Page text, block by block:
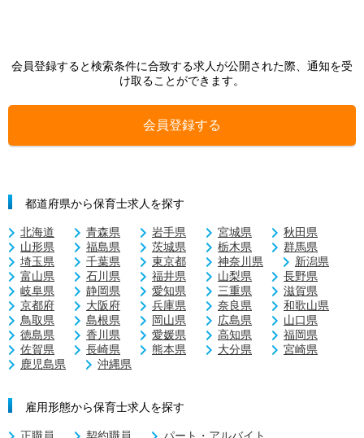
会員登録すると検索条件に合致する求人が公開された際、通知を受
け取ることができます。
会員登録する
都道府県から保育士求人を探す
北海道 青森県 岩手県 宮城県
秋田県
山形県
福島県 茨城県 栃木県
群馬県
埼玉県
千葉県 東京都 神奈川県
新潟県
富山県
石川県 福井県 山梨県
長野県
岐阜県
静岡県 愛知県 三重県
滋賀県
京都府
大阪府 兵庫県 奈良県
和歌山県
鳥取県
島根県 岡山県 広島県
山口県
徳島県
香川県 愛媛県 高知県
福岡県
佐賀県
長崎県 熊本県 大分県
宮崎県
鹿児島県
沖縄県
雇用形態から保育士求人を探す